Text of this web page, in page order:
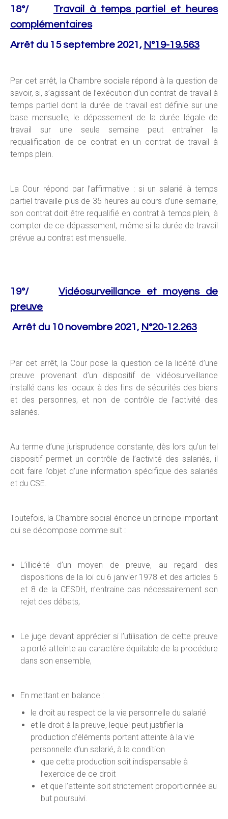
18°/ Travail à temps partiel et heures
complémentaires
Arrêt du 15 septembre 2021, N°19-19.563
Par cet arrêt, la Chambre sociale répond à la question de
savoir, si, s’agissant de l’exécution d’un contrat de travail à
temps partiel dont la durée de travail est définie sur une
base mensuelle, le dépassement de la durée légale de
travail sur une seule semaine peut entraîner la
requalification de ce contrat en un contrat de travail à
temps plein.
La Cour répond par l’affirmative : si un salarié à temps
partiel travaille plus de 35 heures au cours d’une semaine,
son contrat doit être requalifié en contrat à temps plein, à
compter de ce dépassement, même si la durée de travail
prévue au contrat est mensuelle.
19°/Vidéosurveillance et moyens de
preuve
Arrêt du 10 novembre 2021, N°20-12.263
Par cet arrêt, la Cour pose la question de la licéité d’une
preuve provenant d’un dispositif de vidéosurveillance
installé dans les locaux à des fins de sécurités des biens
et des personnes, et non de contrôle de l’activité des
salariés.
Au terme d’une jurisprudence constante, dès lors qu’un tel
dispositif permet un contrôle de l’activité des salariés, il
doit faire l’objet d’une information spécifique des salariés
et du CSE.
Toutefois, la Chambre social énonce un principe important
qui se décompose comme suit :
L’illicéité d’un moyen de preuve, au regard des
dispositions de la loi du 6 janvier 1978 et des articles 6
et 8 de la CESDH, n’entraine pas nécessairement son
rejet des débats,
Le juge devant apprécier si l’utilisation de cette preuve
a porté atteinte au caractère équitable de la procédure
dans son ensemble,
En mettant en balance :
le droit au respect de la vie personnelle du salarié
et le droit à la preuve, lequel peut justifier la
production d’éléments portant atteinte à la vie
personnelle d’un salarié, à la condition
que cette production soit indispensable à
l’exercice de ce droit
et que l’atteinte soit strictement proportionnée au
but poursuivi.